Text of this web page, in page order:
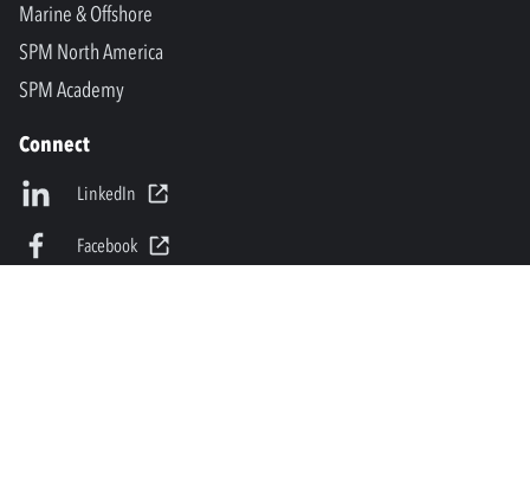
Marine & Offshore
SPM North America
SPM Academy
Connect
LinkedIn
Facebook